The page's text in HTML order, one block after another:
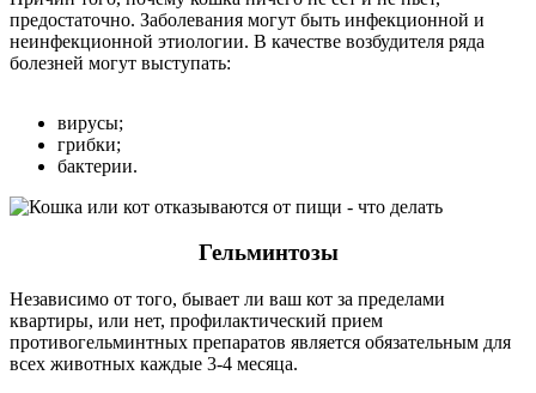
предостаточно. Заболевания могут быть инфекционной и
неинфекционной этиологии. В качестве возбудителя ряда
болезней могут выступать:
вирусы;
грибки;
бактерии.
Гельминтозы
Независимо от того, бывает ли ваш кот за пределами
квартиры, или нет, профилактический прием
противогельминтных препаратов является обязательным для
всех животных каждые 3-4 месяца.